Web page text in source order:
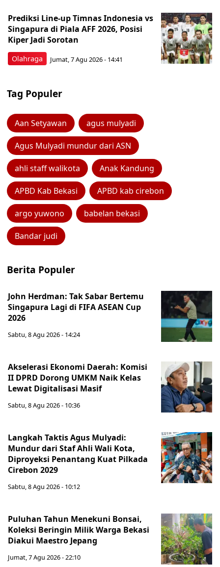
Olahraga
Prediksi Line-up Timnas Indonesia vs
Singapura di Piala AFF 2026, Posisi
Kiper Jadi Sorotan
Jumat, 7 Agu 2026 - 14:41
Tag Populer
Aan Setyawan agus mulyadi
Agus Mulyadi mundur dari ASN
ahli staff walikota Anak Kandung
APBD Kab Bekasi APBD kab cirebon
argo yuwono babelan bekasi
Bandar judi
Berita Populer
John Herdman: Tak Sabar Bertemu
Singapura Lagi di FIFA ASEAN Cup
2026
Sabtu, 8 Agu 2026 - 14:24
Akselerasi Ekonomi Daerah: Komisi
II DPRD Dorong UMKM Naik Kelas
Lewat Digitalisasi Masif
Sabtu, 8 Agu 2026 - 10:36
Langkah Taktis Agus Mulyadi:
Mundur dari Staf Ahli Wali Kota,
Diproyeksi Penantang Kuat Pilkada
Cirebon 2029
Sabtu, 8 Agu 2026 - 10:12
Puluhan Tahun Menekuni Bonsai,
Koleksi Beringin Milik Warga Bekasi
Diakui Maestro Jepang
Jumat, 7 Agu 2026 - 22:10